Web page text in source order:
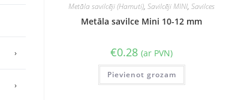
Metāla savilcēji (Hamuti),Savilcēji MINI,Savilces
Metāla savilce Mini 10-12 mm
€0.28 (ar PVN)
Pievienot grozam
›
›